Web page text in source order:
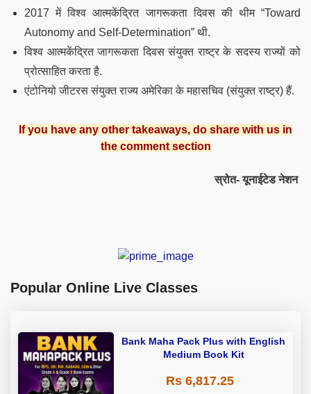
2017 में विश्व आत्मकेंद्रित जागरूकता दिवस की थीम “Toward
Autonomy and Self-Determination” थी.
विश्व आत्मकेंद्रित जागरूकता दिवस संयुक्त राष्ट्र के सदस्य राज्यों को
प्रोत्साहित करता है.
एंटोनियो जीटरस संयुक्त राज्य अमेरिका के महासचिव (संयुक्त राष्ट्र) हैं.
If you have any other takeaways, do share with us in
the comment section
स्रोत- यूनाईटेड नेशन
Popular Online Live Classes
Bank Maha Pack Plus with English
Medium Book Kit
Rs 6,817.25